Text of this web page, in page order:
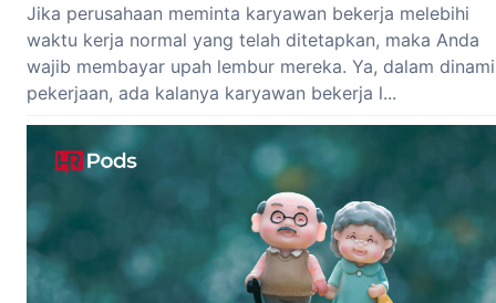
Jika perusahaan meminta karyawan bekerja melebihi
waktu kerja normal yang telah ditetapkan, maka Anda
wajib membayar upah lembur mereka. Ya, dalam
pekerjaan, ada kalanya karyawan bekerja l...